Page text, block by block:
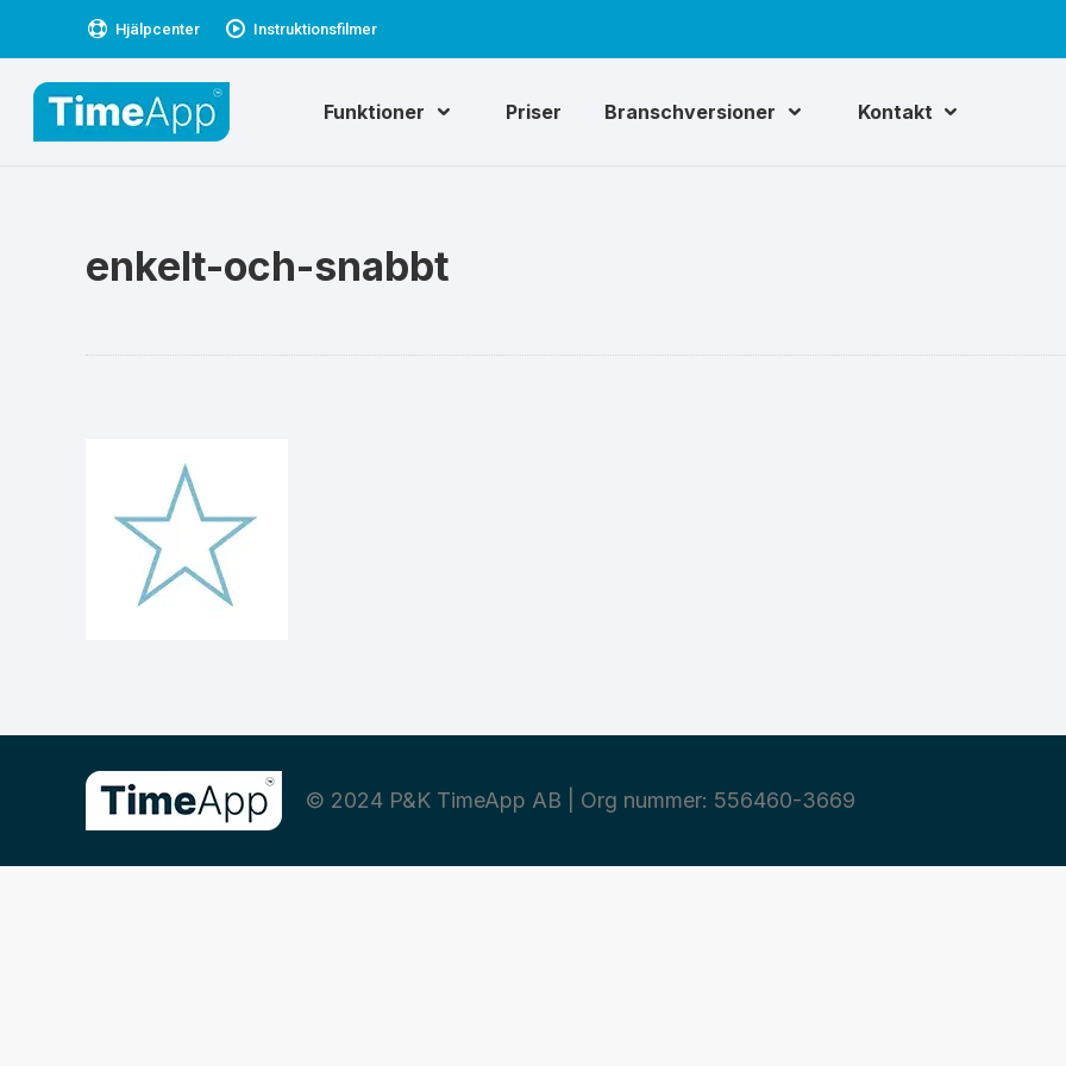
Hjälpcenter Instruktionsfilmer
Funktioner Priser Branschversioner Kontakt
enkelt-och-snabbt
© 2024 P&K TimeApp AB | Org nummer: 556460-3669